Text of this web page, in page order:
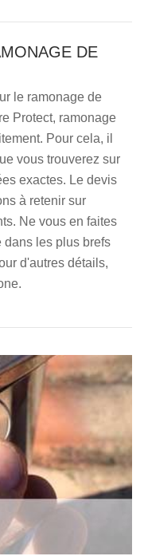
DE
le ramonage de
Protect, ramonage
Pour cela, il
vous trouverez sur
exactes. Le devis
à retenir sur
Ne vous en faites
dans les plus brefs
d'autres détails,